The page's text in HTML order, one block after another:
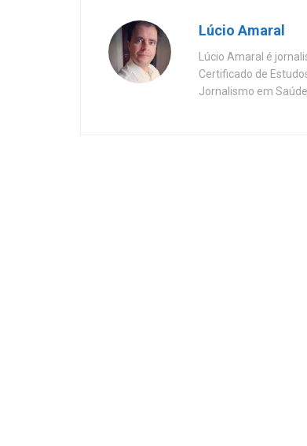
Lúcio Amaral
Lúcio Amaral é
Certificado de
Jornalismo em